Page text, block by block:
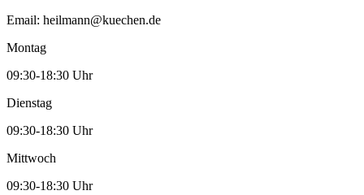
Email: heilmann@kuechen.de
Montag
09:30-18:30 Uhr
Dienstag
09:30-18:30 Uhr
Mittwoch
09:30-18:30 Uhr